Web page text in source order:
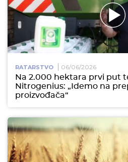
RATARSTVO 06/06/2026
Na 2.000 hektara prvi put
Nitrogenius: „Idemo na
proizvođača“